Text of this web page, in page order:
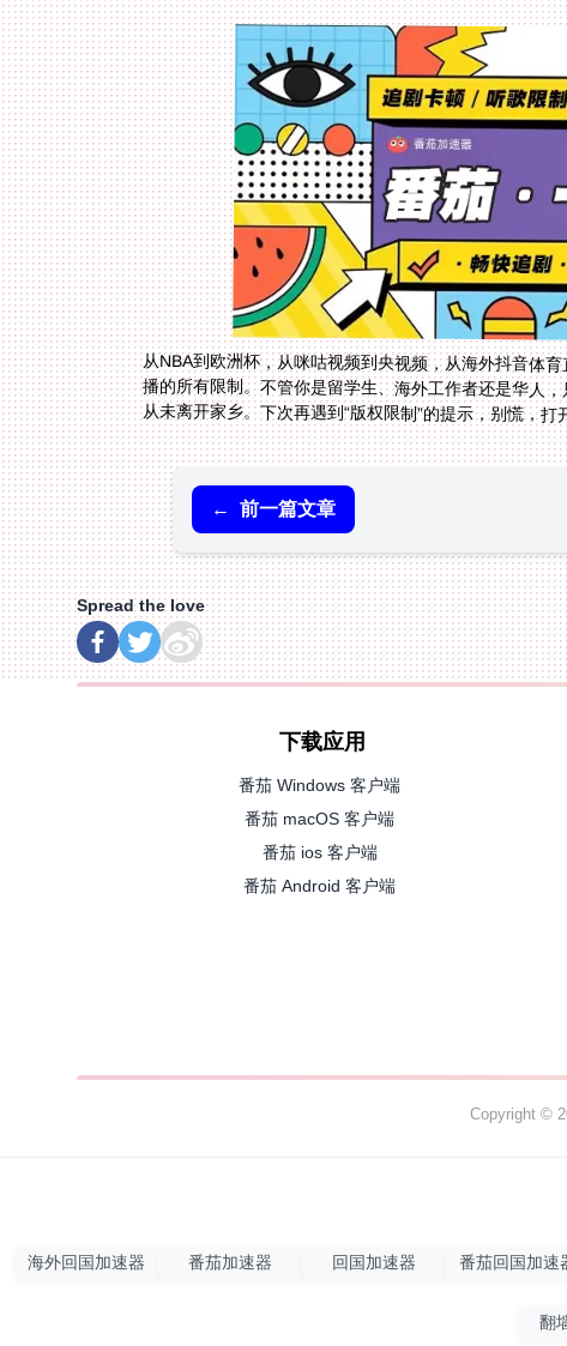
从NBA到欧洲杯，从咪咕视频到央视频，从海外抖音体
从未离开家乡。下次再遇到“版权限制”的提示，别慌，打
← 前一篇文章
Spread the love
下载应用
番茄 Windows 客户端
番茄 macOS 客户端
番茄 ios 客户端
番茄 Android 客户端
Copyright ©
海外回国加速器 番茄加速器 回国加速器 番茄回国加速
翻